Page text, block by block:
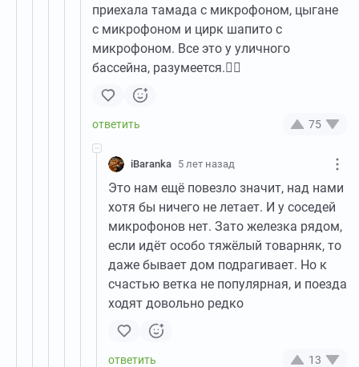
приехала тамада с микрофоном, цыгане
с микрофоном и цирк шапито с
микрофоном. Все это у уличного
бассейна, разумеется.🤦‍♀️
75
iBaranka 5 лет назад
Это нам ещё повезло значит, над нами
хотя бы ничего не летает. И у соседей
микрофонов нет. Зато железка рядом,
если идёт особо тяжёлый товарняк, то
даже бывает дом подрагивает. Но к
счастью ветка не популярная, и поезда
ходят довольно редко
13